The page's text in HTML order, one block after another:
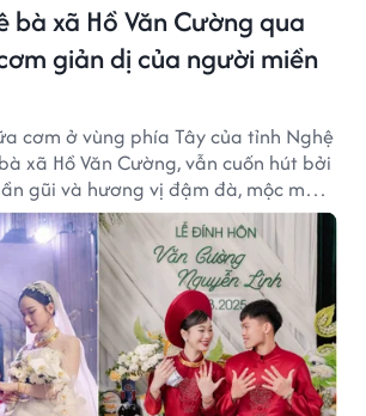
bà xã Hồ Văn Cường qua
giản dị của người miền
cơm ở vùng phía Tây của tỉnh Nghệ
xã Hồ Văn Cường, vẫn cuốn hút bởi
gũi và hương vị đậm đà, mộc mạc